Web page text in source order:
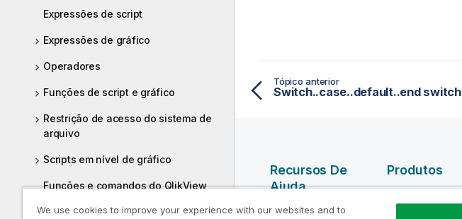
Expressões de script
Expressões de gráfico
Operadores
Funções de script e gráfico
Restrição de acesso do sistema de
arquivo
Scripts em nível de gráfico
Funções e comandos do QlikView
Tópico anterior
Switch..case..default..end switch
Recursos De
Ajuda
Vídeos da Qlik
Produtos
INTEGRATION
We use cookies to improve your experience with our websites and to